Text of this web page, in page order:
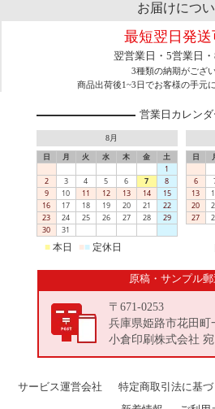
お届けにつ
最短翌日発送
翌営業日・5営業日・
3種類の納期がござ
商品出荷後1~3日でお客様の手元
営業日カレンダ
8月
日 月 火 水 木 金
土
1
2
3 4 5 6 7
8
9
10 11 12 13 14
15
16
17 18 19 20 21
22
23
24 25 26 27 28
29
30
31
日
6
13
20
27
■ 本日 ■■ 定休日
原稿・サンプル
〒671-0253
兵庫県姫路市花田町
小倉印刷株式会社 宛
サービス運営会社 特定商取引法に基